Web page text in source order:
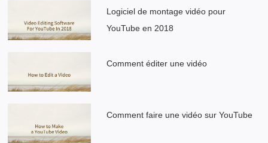
Logiciel de montage vidéo pour
YouTube en 2018
Comment éditer une vidéo
Comment faire une vidéo sur YouTube